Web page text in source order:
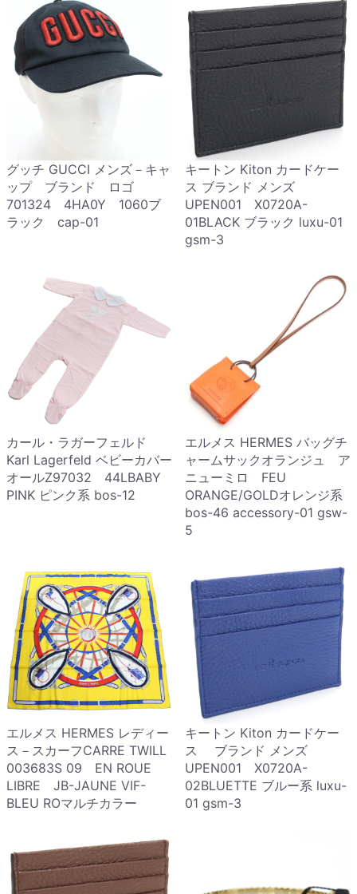
グッチ GUCCI メンズ－キャ
ップ ブランド ロゴ
701324 4HA0Y 1060ブ
ラック cap-01
キートン Kiton カードケー
ス ブランド メンズ
UPEN001 X0720A-
01BLACK ブラック luxu-01
gsm-3
カール・ラガーフェルド
Karl Lagerfeld ベビーカバー
オールZ97032 44LBABY
PINK ピンク系 bos-12
エルメス HERMES バッグチ
ャームサックオランジュ ア
ニューミロ FEU
ORANGE/GOLDオレンジ系
bos-46 accessory-01 gsw-
5
エルメス HERMES レディー
ス－スカーフCARRE TWILL
003683S 09 EN ROUE
LIBRE JB-JAUNE VIF-
BLEU ROマルチカラー
キートン Kiton カードケー
ス ブランド メンズ
UPEN001 X0720A-
02BLUETTE ブルー系 luxu-
01 gsm-3